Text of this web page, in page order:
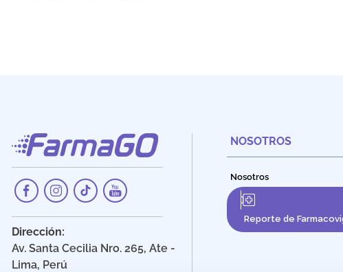
Dirección:
Av. Santa Cecilia Nro. 265, Ate -
Lima, Perú
NOSOTROS
Nosotros
Reporte de